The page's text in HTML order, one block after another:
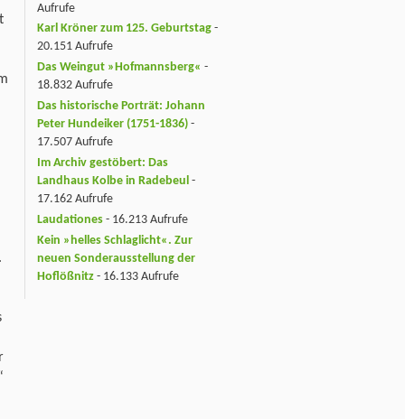
Aufrufe
Karl Kröner zum 125. Geburtstag -
20.151 Aufrufe
Das Weingut »Hofmannsberg« -
18.832 Aufrufe
Das historische Porträt: Johann
Peter Hundeiker (1751-1836) -
17.507 Aufrufe
Im Archiv gestöbert: Das
Landhaus Kolbe in Radebeul -
17.162 Aufrufe
Laudationes - 16.213 Aufrufe
Kein »helles Schlaglicht«. Zur
neuen Sonderausstellung der
Hoflößnitz - 16.133 Aufrufe